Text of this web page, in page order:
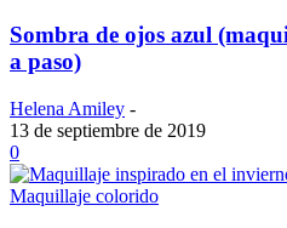
Sombra de ojos azul
a paso)
Helena Amiley -
13 de septiembre de 2019
0
Maquillaje colorido